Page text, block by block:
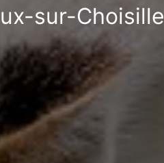
sur-Choisille